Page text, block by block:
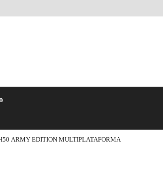
ARMY EDITION MULTIPLATAFORMA